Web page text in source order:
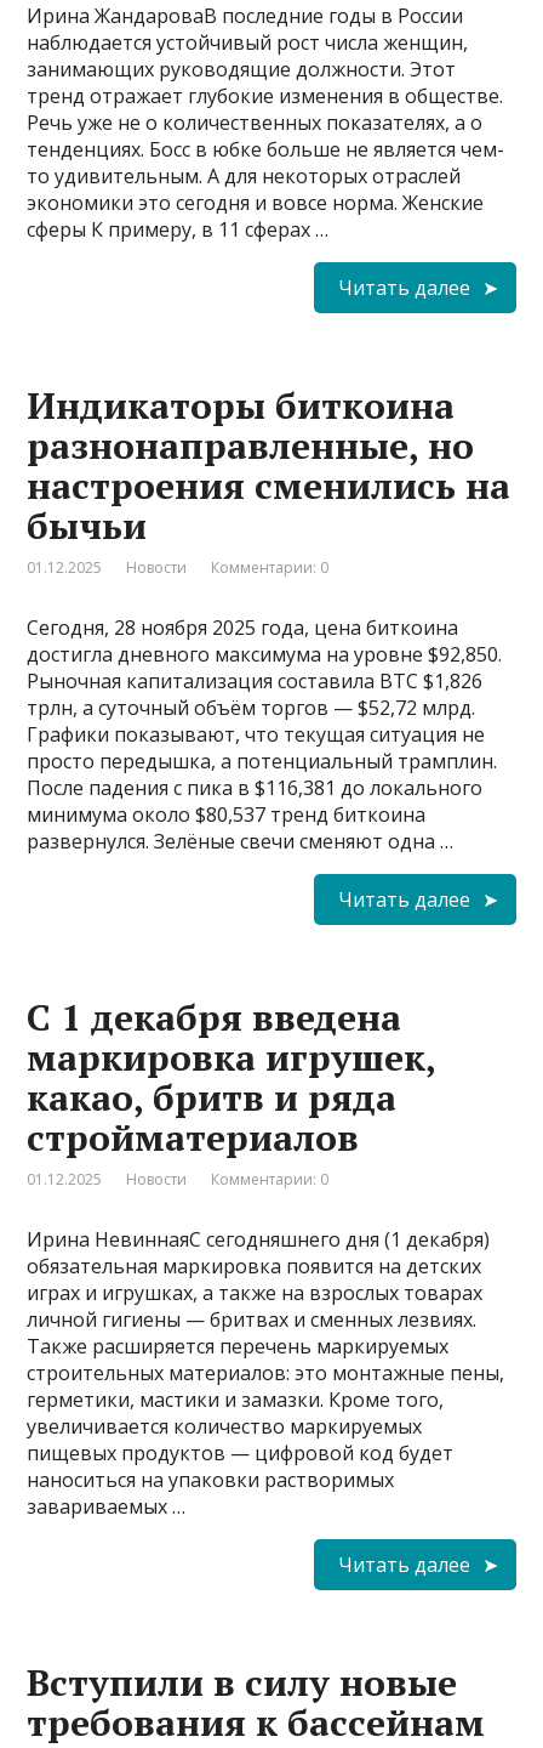
Ирина ЖандароваВ последние годы в России
наблюдается устойчивый рост числа женщин,
занимающих руководящие должности. Этот
тренд отражает глубокие изменения в обществе.
Речь уже не о количественных показателях, а о
тенденциях. Босс в юбке больше не является чем-
то удивительным. А для некоторых отраслей
экономики это сегодня и вовсе норма. Женские
сферы К примеру, в 11 сферах …
Читать далее
Индикаторы биткоина
разнонаправленные, но
настроения сменились на
бычьи
01.12.2025 Новости Комментарии: 0
Сегодня, 28 ноября 2025 года, цена биткоина
достигла дневного максимума на уровне $92,850.
Рыночная капитализация составила BTC $1,826
трлн, а суточный объём торгов — $52,72 млрд.
Графики показывают, что текущая ситуация не
просто передышка, а потенциальный трамплин.
После падения с пика в $116,381 до локального
минимума около $80,537 тренд биткоина
развернулся. Зелёные свечи сменяют одна …
Читать далее
С 1 декабря введена
маркировка игрушек,
какао, бритв и ряда
стройматериалов
01.12.2025 Новости Комментарии: 0
Ирина НевиннаяС сегодняшнего дня (1 декабря)
обязательная маркировка появится на детских
играх и игрушках, а также на взрослых товарах
личной гигиены — бритвах и сменных лезвиях.
Также расширяется перечень маркируемых
строительных материалов: это монтажные пены,
герметики, мастики и замазки. Кроме того,
увеличивается количество маркируемых
пищевых продуктов — цифровой код будет
наноситься на упаковки растворимых
завариваемых …
Читать далее
Вступили в силу новые
требования к бассейнам